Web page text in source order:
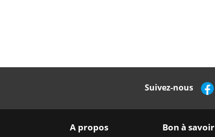
Suivez-nous
A propos Bon à savoir